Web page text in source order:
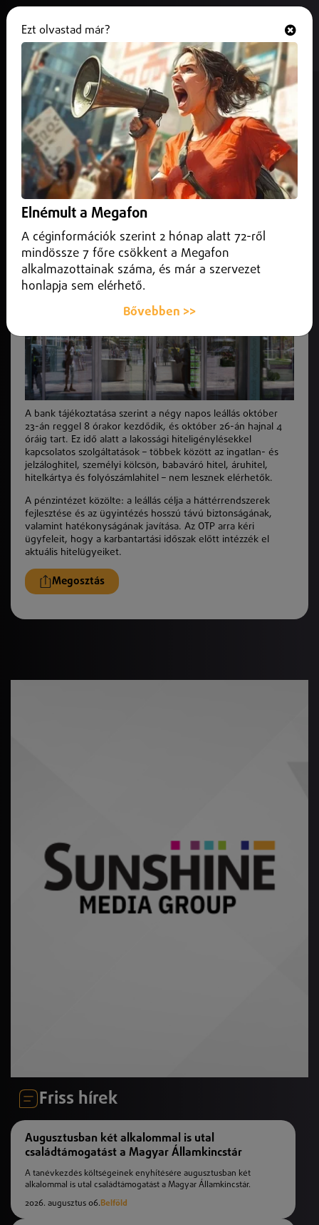
Négy napos leállást tart az OTP
Bank októberben – minden
ügyfelet érinthet
2025. október 16.Magyarország
Az OTP Bank október 23. és 26. között nagyszabású
karbantartást végez, amely során több szolgáltatás
átmenetileg nem lesz elérhető – közölte a pénzintézet.
A bank tájékoztatása szerint a négy napos leállás október
23-án reggel 8 órakor kezdődik, és október 26-án hajnal 4
óráig tart. Ez idő alatt a lakossági hiteligénylésekkel
kapcsolatos szolgáltatások – többek között az ingatlan- és
jelzáloghitel, személyi kölcsön, babaváró hitel, áruhitel,
hitelkártya és folyószámlahitel – nem lesznek elérhetők.
A pénzintézet közölte: a leállás célja a háttérrendszerek
fejlesztése és az ügyintézés hosszú távú biztonságának,
valamint hatékonyságának javítása. Az OTP arra kéri
ügyfeleit, hogy a karbantartási időszak előtt intézzék el
aktuális hitelügyeiket.
Megosztás
Friss hírek
Augusztusban két alkalommal is utal
családtámogatást a Magyar Államkincstár
A tanévkezdés költségeinek enyhítésére augusztusban két
alkalommal is utal családtámogatást a Magyar Államkincstár.
2026. augusztus 06.Belföld
Ezt olvastad már?
Elnémult a Megafon
A céginformációk szerint 2 hónap alatt 72-ről
mindössze 7 főre csökkent a Megafon
alkalmazottainak száma, és már a szervezet
honlapja sem elérhető.
Bővebben >>